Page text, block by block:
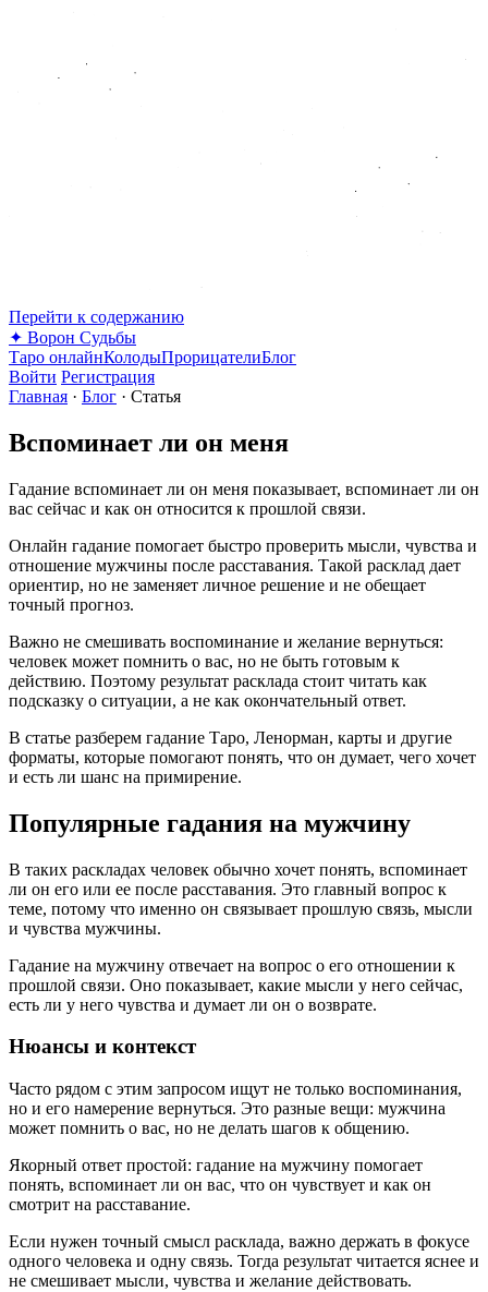
Перейти к содержанию
✦ Ворон Судьбы
Таро онлайнКолодыПрорицателиБлог
Войти Регистрация
Главная · Блог · Статья
Вспоминает ли он меня
Гадание вспоминает ли он меня показывает, вспоминает ли он
вас сейчас и как он относится к прошлой связи.
Онлайн гадание помогает быстро проверить мысли, чувства и
отношение мужчины после расставания. Такой расклад дает
ориентир, но не заменяет личное решение и не обещает
точный прогноз.
Важно не смешивать воспоминание и желание вернуться:
человек может помнить о вас, но не быть готовым к
действию. Поэтому результат расклада стоит читать как
подсказку о ситуации, а не как окончательный ответ.
В статье разберем гадание Таро, Ленорман, карты и другие
форматы, которые помогают понять, что он думает, чего хочет
и есть ли шанс на примирение.
Популярные гадания на мужчину
В таких раскладах человек обычно хочет понять, вспоминает
ли он его или ее после расставания. Это главный вопрос к
теме, потому что именно он связывает прошлую связь, мысли
и чувства мужчины.
Гадание на мужчину отвечает на вопрос о его отношении к
прошлой связи. Оно показывает, какие мысли у него сейчас,
есть ли у него чувства и думает ли он о возврате.
Нюансы и контекст
Часто рядом с этим запросом ищут не только воспоминания,
но и его намерение вернуться. Это разные вещи: мужчина
может помнить о вас, но не делать шагов к общению.
Якорный ответ простой: гадание на мужчину помогает
понять, вспоминает ли он вас, что он чувствует и как он
смотрит на расставание.
Если нужен точный смысл расклада, важно держать в фокусе
одного человека и одну связь. Тогда результат читается яснее и
не смешивает мысли, чувства и желание действовать.